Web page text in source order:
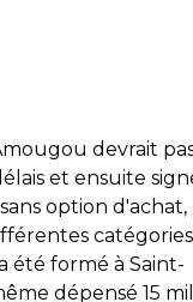
devrait
et ensuite
option d'achat,
été formé à Saint-
dépensé 15